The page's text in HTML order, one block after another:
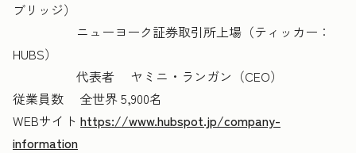
ブリッジ）
ニューヨーク証券取引所上場（ティッカー：
HUBS）
代表者 ヤミニ・ランガン（CEO）
従業員数 全世界 5,900名
WEBサイト https://www.hubspot.jp/company-
information